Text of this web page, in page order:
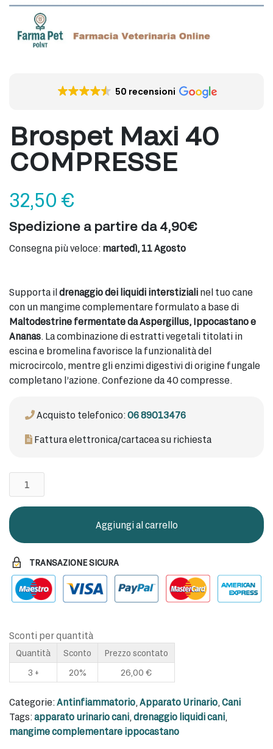
50 recensioni
Brospet Maxi 40
COMPRESSE
32,50 €
Spedizione a partire da 4,90€
Consegna più veloce: martedì, 11 Agosto
Supporta ildrenaggio dei liquidi interstiziali nel tuo cane
con un mangime complementare formulato a base di
Maltodestrine fermentate da Aspergillus, Ippocastano e
Ananas. La combinazione di estratti vegetali titolati in
escina e bromelina favorisce la funzionalità del
microcircolo, mentre gli enzimi digestivi di origine fungale
completano l’azione. Confezione da 40 compresse.
Acquisto telefonico:06 89013476
Fattura elettronica/cartacea su richiesta
Brospet
Maxi
40
COMPRESSE
quantità
Aggiungi al carrello
TRANSAZIONE SICURA
Sconti per quantità
Quantità Sconto
Prezzo scontato
3 +
20% 26,00 €
Categorie:Antinfiammatorio, Apparato Urinario, Cani
Tags:apparato urinario cani, drenaggio liquidi cani,
mangime complementare ippocastano